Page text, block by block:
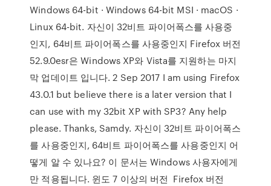
Windows 64-bit · Windows 64-bit MSI · macOS ·
Linux 64-bit. 자신이 32비트 파이어폭스를 사용중
인지, 64비트 파이어폭스를 사용중인지 Firefox 버전
52.9.0esr은 Windows XP와 Vista를 지원하는 마지
막 업데이트 입니다. 2 Sep 2017 I am using Firefox
43.0.1 but believe there is a later version that I
can use with my 32bit XP with SP3? Any help
please. Thanks, Samdy. 자신이 32비트 파이어폭스
를 사용중인지, 64비트 파이어폭스를 사용중인지 어
떻게 알 수 있나요? 이 문서는 Windows 사용자에게
만 적용됩니다. 윈도 7 이상의 버전 Firefox 버전